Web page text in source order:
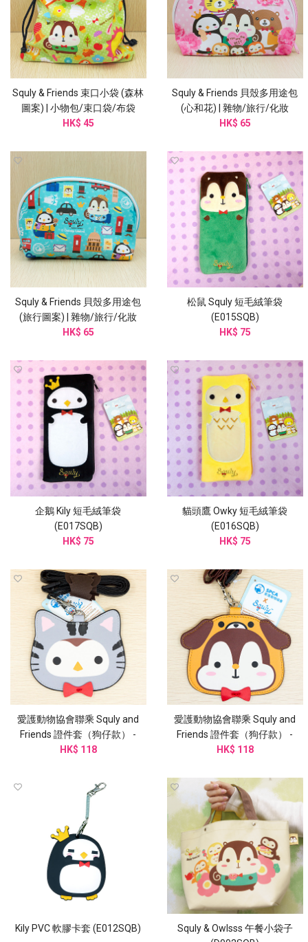
Squly & Friends 束口小袋 (森林
圖案) | 小物包/束口袋/布袋
(I002SQB)
HK$ 45
Squly & Friends 貝殼多用途包
(心和花) | 雜物/旅行/化妝
(I005SQB)
HK$ 65
Squly & Friends 貝殼多用途包
(旅行圖案) | 雜物/旅行/化妝
(I006SQB)
HK$ 65
松鼠 Squly 短毛絨筆袋
(E015SQB)
HK$ 75
企鵝 Kily 短毛絨筆袋
(E017SQB)
HK$ 75
貓頭鷹 Owky 短毛絨筆袋
(E016SQB)
HK$ 75
愛護動物協會聯乘 Squly and
Friends 證件套（狗仔款） -
G003SQB
HK$ 118
愛護動物協會聯乘 Squly and
Friends 證件套（狗仔款） -
G003SQB
HK$ 118
Kily PVC 軟膠卡套 (E012SQB)
Squly & Owlsss 午餐小袋子